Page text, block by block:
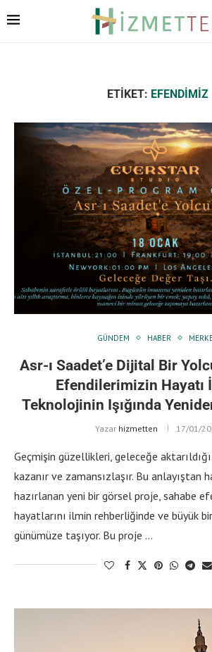
ETIKET: EFENDIMIZ
GÜNDEM HABER
Asr-ı Saadet’e Dijital Bir
Efendilerimizin Hayatı
Teknolojinin Işığında
Yazar hizmetten 17/01/
Geçmişin güzellikleri, geleceğe
kazanır ve zamansızlaşır. Bu anlayıştan
hazırlanan yeni bir görsel proje, sahabe
hayatlarını ilmin rehberliğinde ve büyük
günümüze taşıyor. Bu proje …